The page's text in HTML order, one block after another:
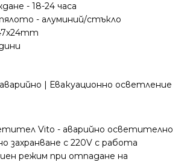
- 18-24 часа
- алуминий/стъкло
| Евакуационно осветление
Vito - аварийно осветително
захранване с 220V с работа
режим при отпадане на